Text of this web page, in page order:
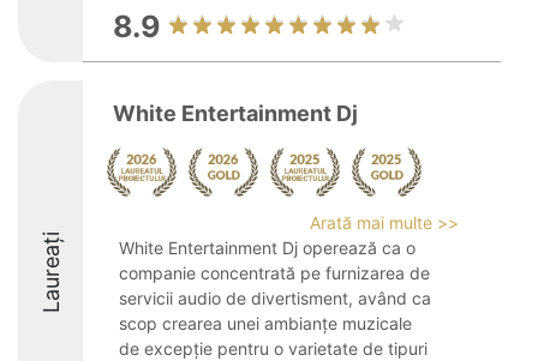
8.9
Laureați
White Entertainment Dj
Arată mai multe >>
White Entertainment Dj operează ca o
companie concentrată pe furnizarea de
servicii audio de divertisment, având ca
scop crearea unei ambianțe muzicale
de excepție pentru o varietate de tipuri